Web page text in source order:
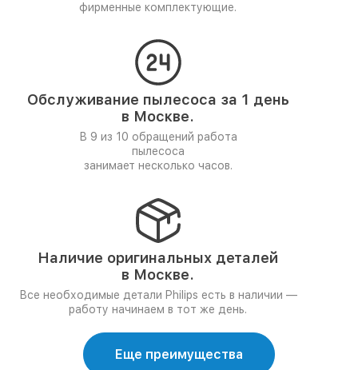
фирменные комплектующие.
Обслуживание пылесоса за 1 день
в Москве.
В 9 из 10 обращений работа
пылесоса
занимает несколько часов.
Наличие оригинальных деталей
в Москве.
Все необходимые детали Philips есть в наличии —
работу начинаем в тот же день.
Еще преимущества